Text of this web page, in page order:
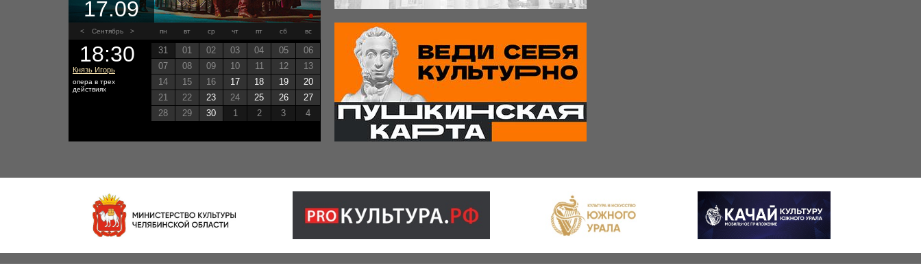
< Сентябрь > пн вт ср чт пт сб вс
31 01 02 03 04 05
06
07
08 09 10 11 12
13
14
15 16 17 18 19
20
21
22 23 24 25 26
27
28
29 30 1 2 3 4
17.09
18:30
Князь Игорь
опера в трех
действиях